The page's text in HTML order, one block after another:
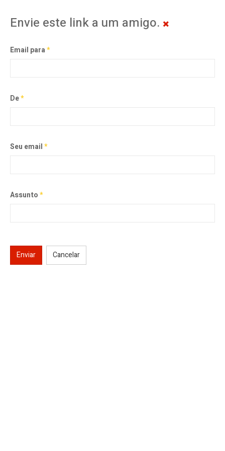
Envie este link a um amigo.
Email para*
De*
Seu email*
Assunto*
Enviar Cancelar